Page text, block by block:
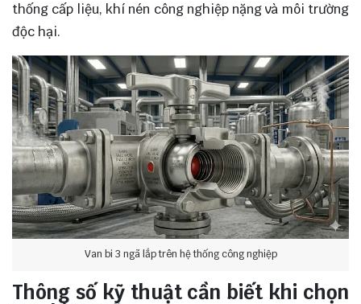
thống cấp liệu, khí nén công nghiệp nặng và môi trường
độc hại.
Van bi 3 ngã lắp trên hệ thống công nghiệp
Thông số kỹ thuật cần biết khi chọn